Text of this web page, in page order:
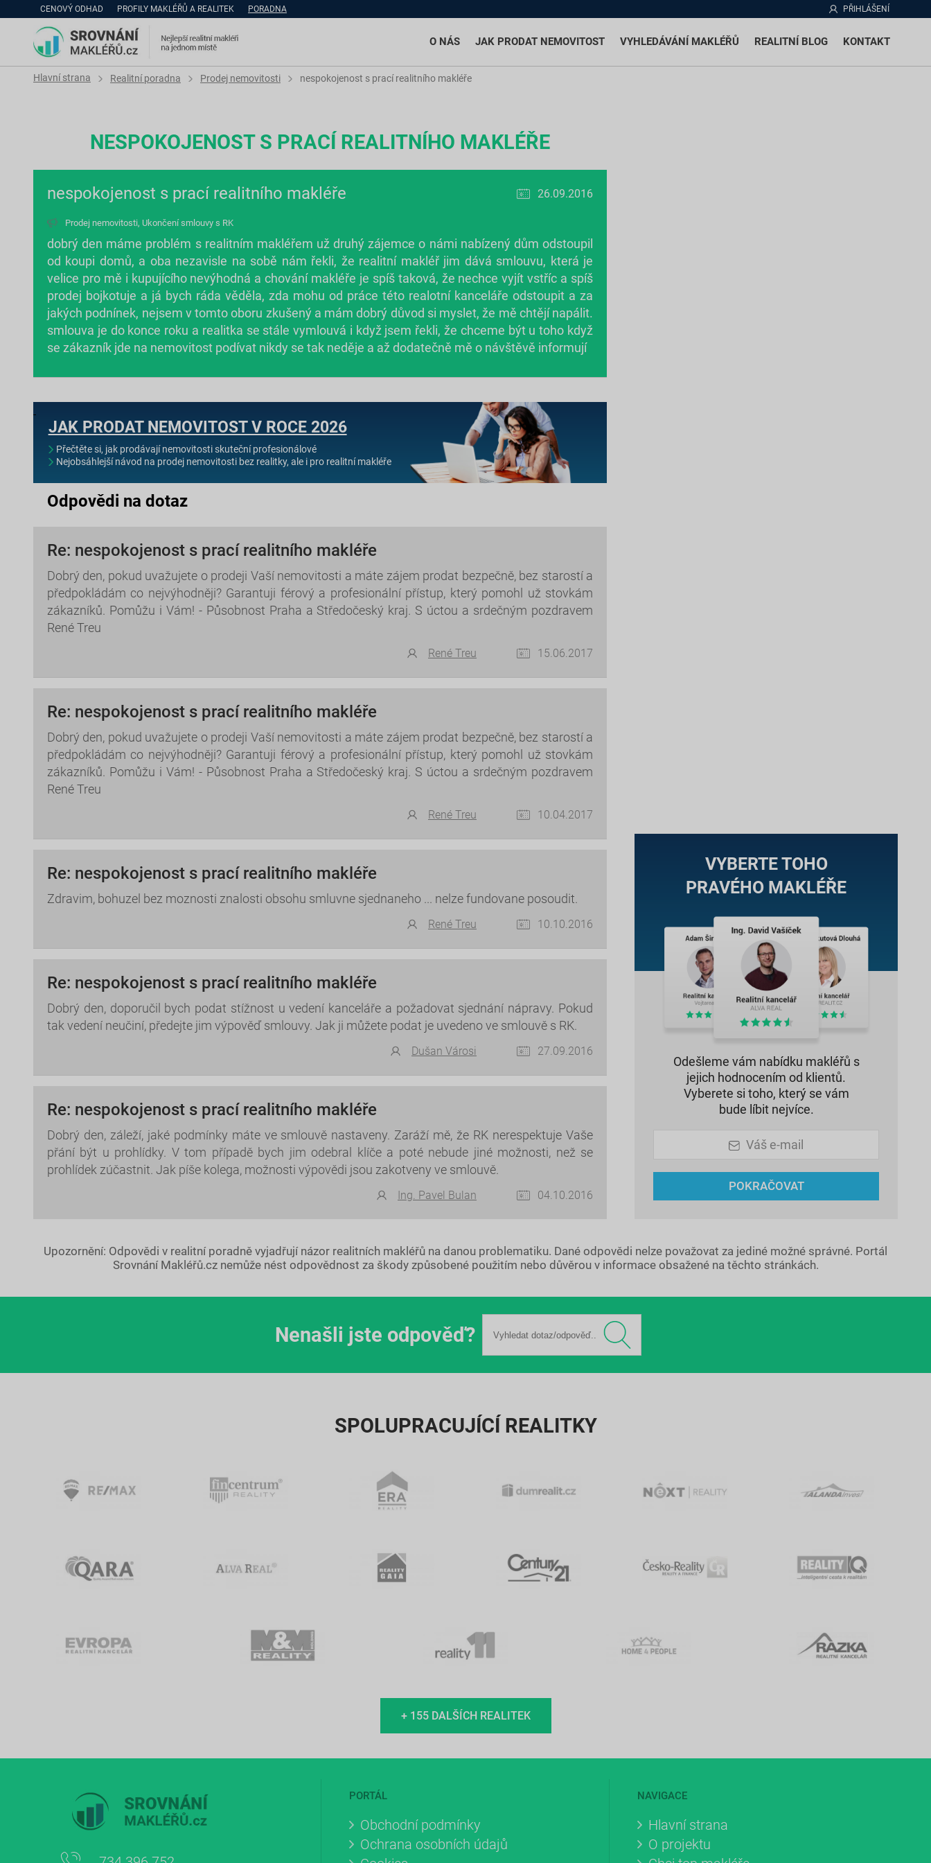
CENOVÝ ODHAD PROFILY MAKLÉŘŮ A REALITEK PORADNA PŘIHLÁŠENÍ
O NÁS JAK PRODAT NEMOVITOST VYHLEDÁVÁNÍ MAKLÉŘŮ REALITNÍ BLOG KONTAKT
Hlavní strana Realitní poradna Prodej nemovitosti nespokojenost s prací realitního makléře
NESPOKOJENOST S PRACÍ REALITNÍHO MAKLÉŘE
nespokojenost s prací realitního makléře 26.09.2016
Prodej nemovitosti, Ukončení smlouvy s RK
dobrý den máme problém s realitním makléřem už druhý zájemce o námi nabízený dům odstoupil
od koupi domů, a oba nezavisle na sobě nám řekli, že realitní makléř jim dává smlouvu, která je
velice pro mě i kupujícího nevýhodná a chování makléře je spíš taková, že nechce vyjít vstříc a spíš
prodej bojkotuje a já bych ráda věděla, zda mohu od práce této realotní kanceláře odstoupit a za
jakých podnínek, nejsem v tomto oboru zkušený a mám dobrý důvod si myslet, že mě chtějí napálit.
smlouva je do konce roku a realitka se stále vymlouvá i když jsem řekli, že chceme být u toho když
se zákazník jde na nemovitost podívat nikdy se tak neděje a až dodatečně mě o návštěvě informují
JAK PRODAT NEMOVITOST V ROCE 2026
Přečtěte si, jak prodávají nemovitosti skuteční profesionálové
Nejobsáhlejší návod na prodej nemovitosti bez realitky, ale i pro realitní makléře
Odpovědi na dotaz
Re: nespokojenost s prací realitního makléře
Dobrý den, pokud uvažujete o prodeji Vaší nemovitosti a máte zájem prodat bezpečně, bez starostí a
předpokládám co nejvýhodněji? Garantuji férový a profesionální přístup, který pomohl už stovkám
zákazníků. Pomůžu i Vám! - Působnost Praha a Středočeský kraj. S úctou a srdečným pozdravem
René Treu
René Treu 15.06.2017
Re: nespokojenost s prací realitního makléře
Dobrý den, pokud uvažujete o prodeji Vaší nemovitosti a máte zájem prodat bezpečně, bez starostí a
předpokládám co nejvýhodněji? Garantuji férový a profesionální přístup, který pomohl už stovkám
zákazníků. Pomůžu i Vám! - Působnost Praha a Středočeský kraj. S úctou a srdečným pozdravem
René Treu
René Treu 10.04.2017
Re: nespokojenost s prací realitního makléře
Zdravim, bohuzel bez moznosti znalosti obsohu smluvne sjednaneho ... nelze fundovane posoudit.
René Treu 10.10.2016
Re: nespokojenost s prací realitního makléře
Dobrý den, doporučil bych podat stížnost u vedení kanceláře a požadovat sjednání nápravy. Pokud
tak vedení neučiní, předejte jim výpověď smlouvy. Jak ji můžete podat je uvedeno ve smlouvě s RK.
Dušan Városi 27.09.2016
Re: nespokojenost s prací realitního makléře
Dobrý den, záleží, jaké podmínky máte ve smlouvě nastaveny. Zaráží mě, že RK nerespektuje Vaše
přání být u prohlídky. V tom případě bych jim odebral klíče a poté nebude jiné možnosti, než se
prohlídek zúčastnit. Jak píše kolega, možnosti výpovědi jsou zakotveny ve smlouvě.
Ing. Pavel Bulan 04.10.2016
VYBERTE TOHO
PRAVÉHO MAKLÉŘE
Odešleme vám nabídku makléřů s
jejich hodnocením od klientů.
Vyberete si toho, který se vám
bude líbit nejvíce.
Váš e-mail
POKRAČOVAT
Upozornění: Odpovědi v realitní poradně vyjadřují názor realitních makléřů na danou problematiku. Dané odpovědi nelze považovat za jediné možné správné. Portál
Srovnání Makléřů.cz nemůže nést odpovědnost za škody způsobené použitím nebo důvěrou v informace obsažené na těchto stránkách.
Nenašli jste odpověď?
SPOLUPRACUJÍCÍ REALITKY
+ 155 DALŠÍCH REALITEK
PORTÁL
Obchodní podmínky
Ochrana osobních údajů
NAVIGACE
Hlavní strana
O projektu